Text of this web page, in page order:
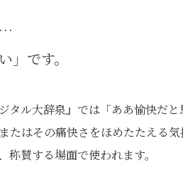
」です。
ジタル大辞泉』では「ああ愉快だ
たはその痛快さをほめたたえる
称賛する場面で使われます。